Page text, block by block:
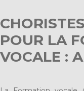
POUR LA
VOCALE :